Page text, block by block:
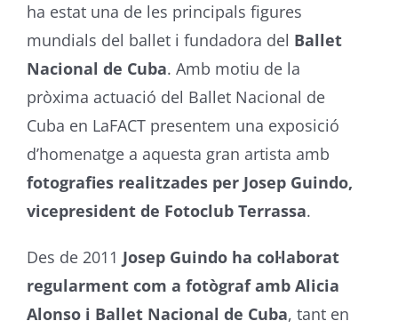
ha estat una de les principals figures
mundials del ballet i fundadora del Ballet
Nacional de Cuba. Amb motiu de la
pròxima actuació del Ballet Nacional de
Cuba en LaFACT presentem una exposició
d’homenatge a aquesta gran artista amb
fotografies realitzades per Josep Guindo,
vicepresident de Fotoclub Terrassa.
Des de 2011 Josep Guindo ha col·laborat
regularment com a fotògraf amb Alicia
Alonso i Ballet Nacional de Cuba, tant en